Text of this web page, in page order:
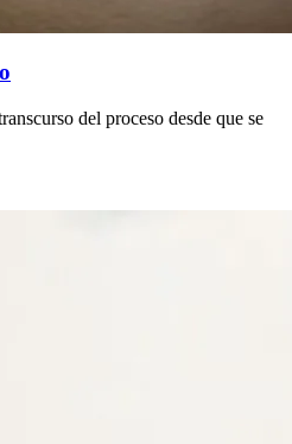
del proceso desde que se